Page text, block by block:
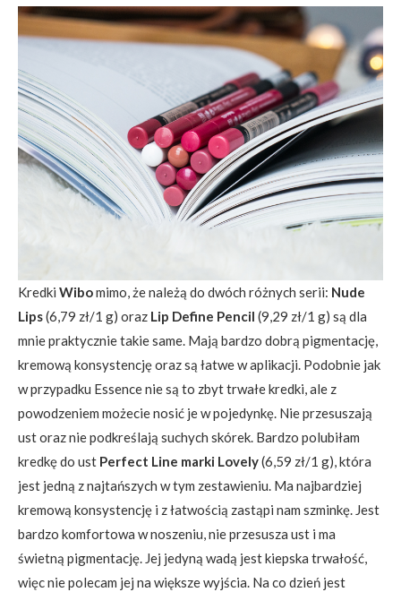
Kredki Wibomimo, że należą do dwóch różnych serii: Nude
Lips(6,79 zł/1 g) oraz Lip Define Pencil (9,29 zł/1 g) są dla
mnie praktycznie takie same. Mają bardzo dobrą pigmentację,
kremową konsystencję oraz są łatwe w aplikacji. Podobnie jak
w przypadku Essence nie są to zbyt trwałe kredki, ale z
powodzeniem możecie nosić je w pojedynkę. Nie przesuszają
ust oraz nie podkreślają suchych skórek. Bardzo polubiłam
kredkę do ust Perfect Line marki Lovely(6,59 zł/1 g), która
jest jedną z najtańszych w tym zestawieniu. Ma najbardziej
kremową konsystencję i z łatwością zastąpi nam szminkę. Jest
bardzo komfortowa w noszeniu, nie przesusza ust i ma
świetną pigmentację. Jej jedyną wadą jest kiepska trwałość,
więc nie polecam jej na większe wyjścia. Na co dzień jest